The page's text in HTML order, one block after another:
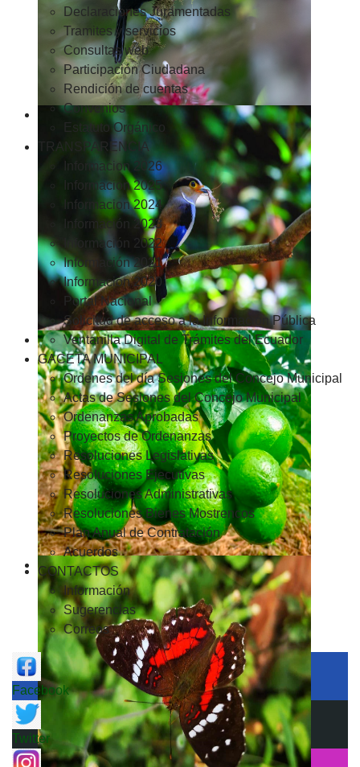
Declaraciones Juramentadas
Tramites y servicios
Consultas web
Participación Ciudadana
Rendición de cuentas
Convenios
Estatuto Orgánico
TRANSPARENCIA
Informacion 2026
Informacion 2025
Informacion 2024
Información 2023
Información 2022
Información 2021
Información 2020
Portal Nacional
Solicitud de acceso a la Información Pública
Ventanilla Digital de Trámites del Ecuador
GACETA MUNICIPAL
Ordenes del día Sesiones del Concejo Municipal
Actas de Sesiones del Concejo Municipal
Ordenanzas Aprobadas
Proyectos de Ordenanzas
Resoluciones Legislativas
Resoluciones Ejecutivas
Resoluciones Administrativas
Resoluciones Bienes Mostrencos
Plan Anual de Contratación
Acuerdos
CONTACTOS
Información
Sugerencias
Correos
Facebook
Twitter